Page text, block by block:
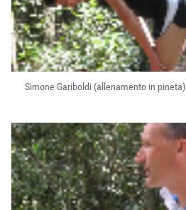
Simone Gariboldi (allenamento in pineta)